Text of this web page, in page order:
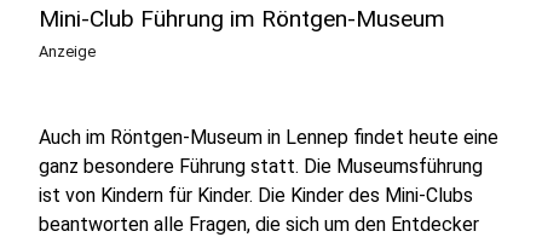
Mini-Club Führung im Röntgen-Museum
Anzeige
Auch im Röntgen-Museum in Lennep findet heute eine
ganz besondere Führung statt. Die Museumsführung
ist von Kindern für Kinder. Die Kinder des Mini-Clubs
beantworten alle Fragen, die sich um den Entdecker